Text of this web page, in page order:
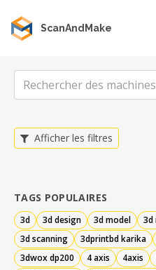
ScanAndMake
Afficher les filtres
TAGS POPULAIRES
3d 3d design 3d model 3d
3d scanning
3dprintbd karika
3dwox dp200
4 axis 4axis